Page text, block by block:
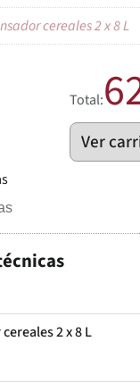
cereales 2 x 8 L
Total:
Ver
2 x 8 L